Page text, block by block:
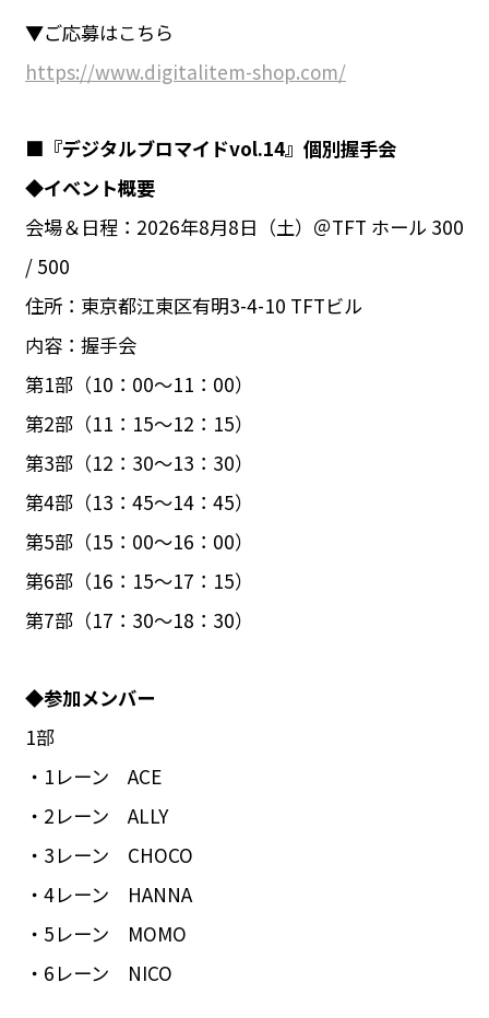
▼ご応募はこちら
https://www.digitalitem-shop.com/
■『デジタルブロマイドvol.14』個別握手会
◆イベント概要
会場＆日程：2026年8月8日（土）＠TFT ホール 300
/ 500
住所：東京都江東区有明3-4-10 TFTビル
内容：握手会
第1部（10：00～11：00）
第2部（11：15～12：15）
第3部（12：30～13：30）
第4部（13：45～14：45）
第5部（15：00～16：00）
第6部（16：15～17：15）
第7部（17：30～18：30）
◆参加メンバー
1部
・1レーン ACE
・2レーン ALLY
・3レーン CHOCO
・4レーン HANNA
・5レーン MOMO
・6レーン NICO